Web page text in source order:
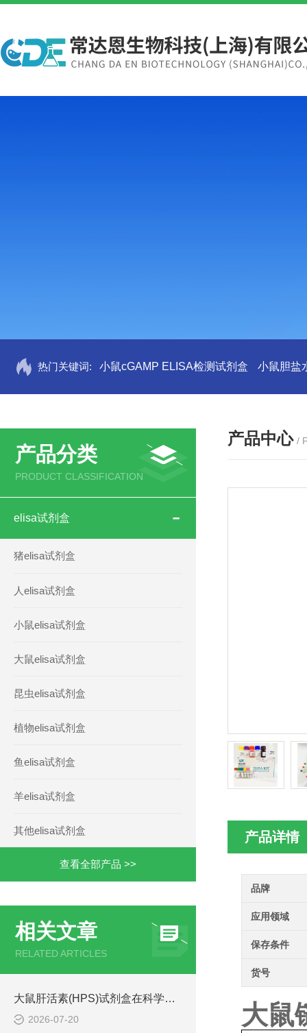
热门关键词: 小鼠cGAMP ELISA检测试剂盒 小鼠胆盐
产品分类
PRODUCT CLASSIFICATION
elisa试剂盒
猪elisa试剂盒
人elisa试剂盒
小鼠elisa试剂盒
大鼠elisa试剂盒
昆虫elisa试剂盒
植物elisa试剂盒
鱼elisa试剂盒
羊elisa试剂盒
其他elisa试剂盒
查看全部产品 >>
相关文章
RELATED ARTICLES
大鼠肝活素(HPS)试剂盒在科学研究中扮演了何种角色？
2026-07-20
产品中心 /
产品详情
品牌
应用领域
保存条件
货号
大鼠